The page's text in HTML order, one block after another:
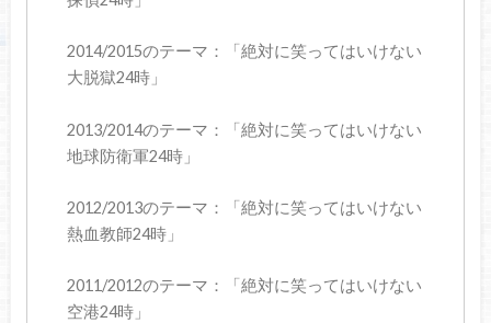
2014/2015のテーマ：「絶対に笑ってはいけない
大脱獄24時」
2013/2014のテーマ：「絶対に笑ってはいけない
地球防衛軍24時」
2012/2013のテーマ：「絶対に笑ってはいけない
熱血教師24時」
2011/2012のテーマ：「絶対に笑ってはいけない
空港24時」